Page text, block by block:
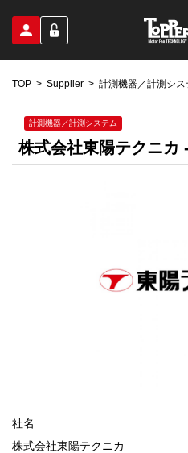
TOP Supplier 計測機器／計測シス
計測機器／計測システム
株式会社東陽テクニ
社名
株式会社東陽テクニカ